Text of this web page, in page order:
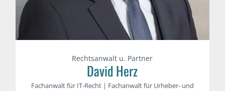
Rechtsanwalt u. Partner
David Herz
Fachanwalt für IT-Recht | Fachanwalt für Urheber- und